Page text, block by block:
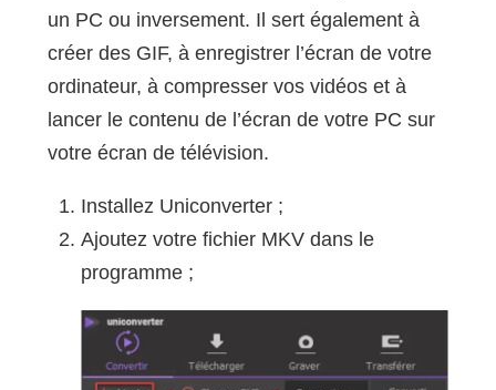
un PC ou inversement. Il sert également à
créer des GIF, à enregistrer l’écran de votre
ordinateur, à compresser vos vidéos et à
lancer le contenu de l’écran de votre PC sur
votre écran de télévision.
Installez Uniconverter ;
Ajoutez votre fichier MKV dans le
programme ;